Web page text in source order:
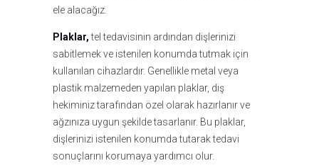
ele alacağız.
Plaklar,tel tedavisinin ardından dişlerinizi
sabitlemek ve istenilen konumda tutmak için
kullanılan cihazlardır. Genellikle metal veya
plastik malzemeden yapılan plaklar, diş
hekiminiz tarafından özel olarak hazırlanır ve
ağzınıza uygun şekilde tasarlanır. Bu plaklar,
dişlerinizi istenilen konumda tutarak tedavi
sonuçlarını korumaya yardımcı olur.